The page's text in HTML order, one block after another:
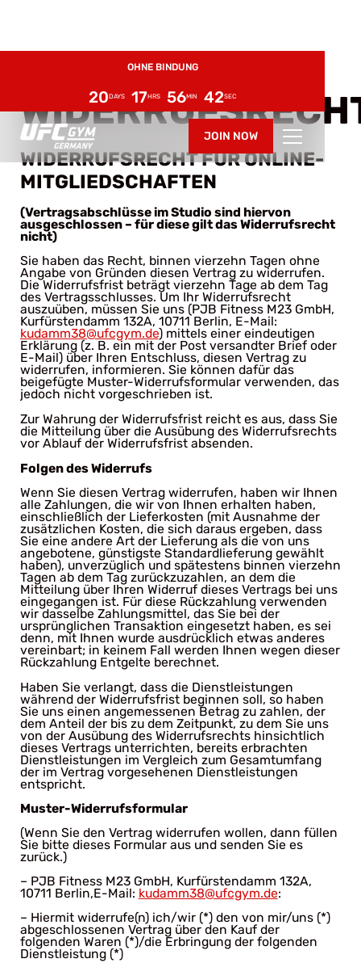
OHNE BINDUNG
ENDET AUTOMATISCH
20DAYS 17HRS 56MIN 42SEC
JOIN NOW
WIDERRUFSRECHT FÜR ONLINE-
MITGLIEDSCHAFTEN
(Vertragsabschlüsse im Studio sind hiervon
ausgeschlossen – für diese gilt das Widerrufsrecht
nicht)
Sie haben das Recht, binnen vierzehn Tagen ohne
Angabe von Gründen diesen Vertrag zu widerrufen.
Die Widerrufsfrist beträgt vierzehn Tage ab dem Tag
des Vertragsschlusses. Um Ihr Widerrufsrecht
auszuüben, müssen Sie uns (PJB Fitness M23 GmbH,
Kurfürstendamm 132A, 10711 Berlin, E-Mail:
kudamm38@ufcgym.de) mittels einer eindeutigen
Erklärung (z. B. ein mit der Post versandter Brief oder
E-Mail) über Ihren Entschluss, diesen Vertrag zu
widerrufen, informieren. Sie können dafür das
beigefügte Muster-Widerrufsformular verwenden, das
jedoch nicht vorgeschrieben ist.
Zur Wahrung der Widerrufsfrist reicht es aus, dass Sie
die Mitteilung über die Ausübung des Widerrufsrechts
vor Ablauf der Widerrufsfrist absenden.
Folgen des Widerrufs
Wenn Sie diesen Vertrag widerrufen, haben wir Ihnen
alle Zahlungen, die wir von Ihnen erhalten haben,
einschließlich der Lieferkosten (mit Ausnahme der
zusätzlichen Kosten, die sich daraus ergeben, dass
Sie eine andere Art der Lieferung als die von uns
angebotene, günstigste Standardlieferung gewählt
haben), unverzüglich und spätestens binnen vierzehn
Tagen ab dem Tag zurückzuzahlen, an dem die
Mitteilung über Ihren Widerruf dieses Vertrags bei uns
eingegangen ist. Für diese Rückzahlung verwenden
wir dasselbe Zahlungsmittel, das Sie bei der
ursprünglichen Transaktion eingesetzt haben, es sei
denn, mit Ihnen wurde ausdrücklich etwas anderes
vereinbart; in keinem Fall werden Ihnen wegen dieser
Rückzahlung Entgelte berechnet.
Haben Sie verlangt, dass die Dienstleistungen
während der Widerrufsfrist beginnen soll, so haben
Sie uns einen angemessenen Betrag zu zahlen, der
dem Anteil der bis zu dem Zeitpunkt, zu dem Sie uns
von der Ausübung des Widerrufsrechts hinsichtlich
dieses Vertrags unterrichten, bereits erbrachten
Dienstleistungen im Vergleich zum Gesamtumfang
der im Vertrag vorgesehenen Dienstleistungen
entspricht.
Muster-Widerrufsformular
(Wenn Sie den Vertrag widerrufen wollen, dann füllen
Sie bitte dieses Formular aus und senden Sie es
zurück.)
– PJB Fitness M23 GmbH, Kurfürstendamm 132A,
10711 Berlin,E-Mail: kudamm38@ufcgym.de:
– Hiermit widerrufe(n) ich/wir (*) den von mir/uns (*)
abgeschlossenen Vertrag über den Kauf der
folgenden Waren (*)/die Erbringung der folgenden
Dienstleistung (*)